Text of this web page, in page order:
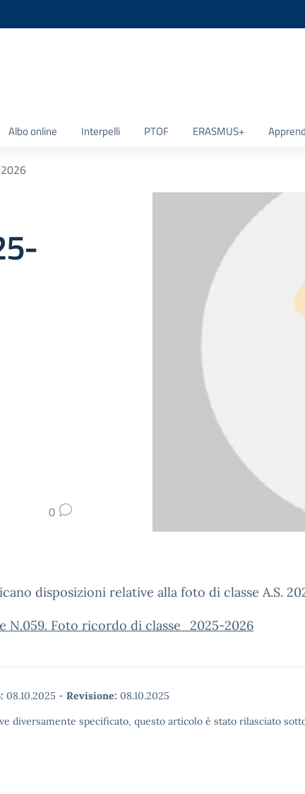
Albo online Interpelli PTOF ERASMUS+
0
disposizioni relative alla foto di classe A.S.
N.059. Foto ricordo di classe_2025-2026
08.10.2025 - Revisione: 08.10.2025
diversamente specificato, questo articolo è stato rilasciato